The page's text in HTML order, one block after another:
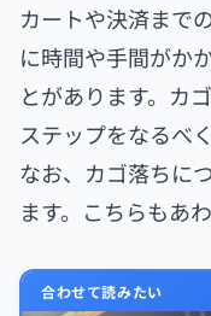
カートや決済まで
に時間や手間がか
とがあります。カ
ステップをなるべ
なお、カゴ落ちに
ます。こちらもあ
合わせて読みたい